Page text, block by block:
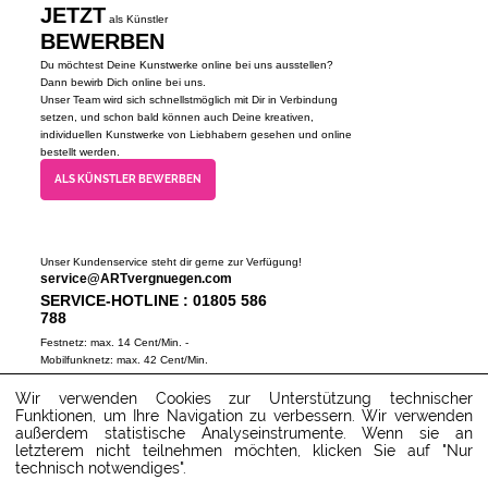
JETZT als Künstler
BEWERBEN
Du möchtest Deine Kunstwerke online bei uns ausstellen?
Dann bewirb Dich online bei uns.
Unser Team wird sich schnellstmöglich mit Dir in Verbindung
setzen, und schon bald können auch Deine kreativen,
individuellen Kunstwerke von Liebhabern gesehen und online
bestellt werden.
ALS KÜNSTLER BEWERBEN
Unser Kundenservice steht dir gerne zur Verfügung!
service@ARTvergnuegen.com
SERVICE-HOTLINE : 01805 586
788
Festnetz: max. 14 Cent/Min. -
Mobilfunknetz: max. 42 Cent/Min.
(Mo-Do 9-18 Uhr, Fr 9-16 Uhr)
ZUM SERVICECENTER
Wir verwenden Cookies zur Unterstützung technischer
Funktionen, um Ihre Navigation zu verbessern. Wir verwenden
außerdem statistische Analyseinstrumente. Wenn sie an
letzterem nicht teilnehmen möchten, klicken Sie auf "Nur
technisch notwendiges".